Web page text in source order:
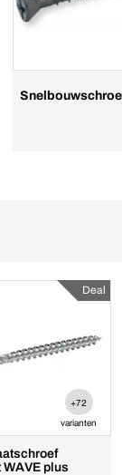
Deal
+72
varianten
WAVE plus